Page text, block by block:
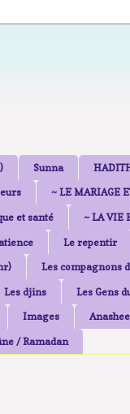
Sunna
~ LE MARIAGE
et santé ~ LA VIE
Le repentir
Les compagnons
Les djins Les Gens
Images
/ Ramadan